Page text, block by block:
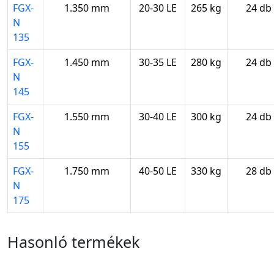
FGX-
N
135
1.350 mm 20-30 LE 265 kg 24 db
FGX-
N
145
1.450 mm 30-35 LE 280 kg 24 db
FGX-
N
155
1.550 mm 30-40 LE 300 kg 24 db
FGX-
N
175
1.750 mm 40-50 LE 330 kg 28 db
Hasonló termékek